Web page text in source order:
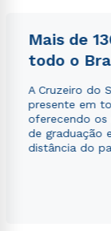
Mais de
todo o
A Cruzeiro do
presente em
oferecendo os
de graduação
distância do